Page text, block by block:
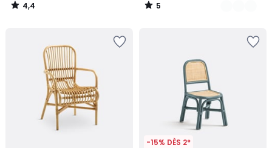
4,4
/
5
/
-15% DÈS 2*